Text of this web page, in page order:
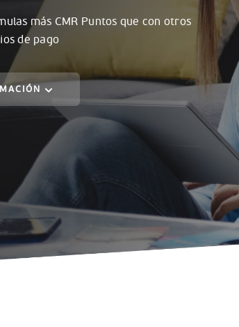
más CMR Puntos que con otros
de pago